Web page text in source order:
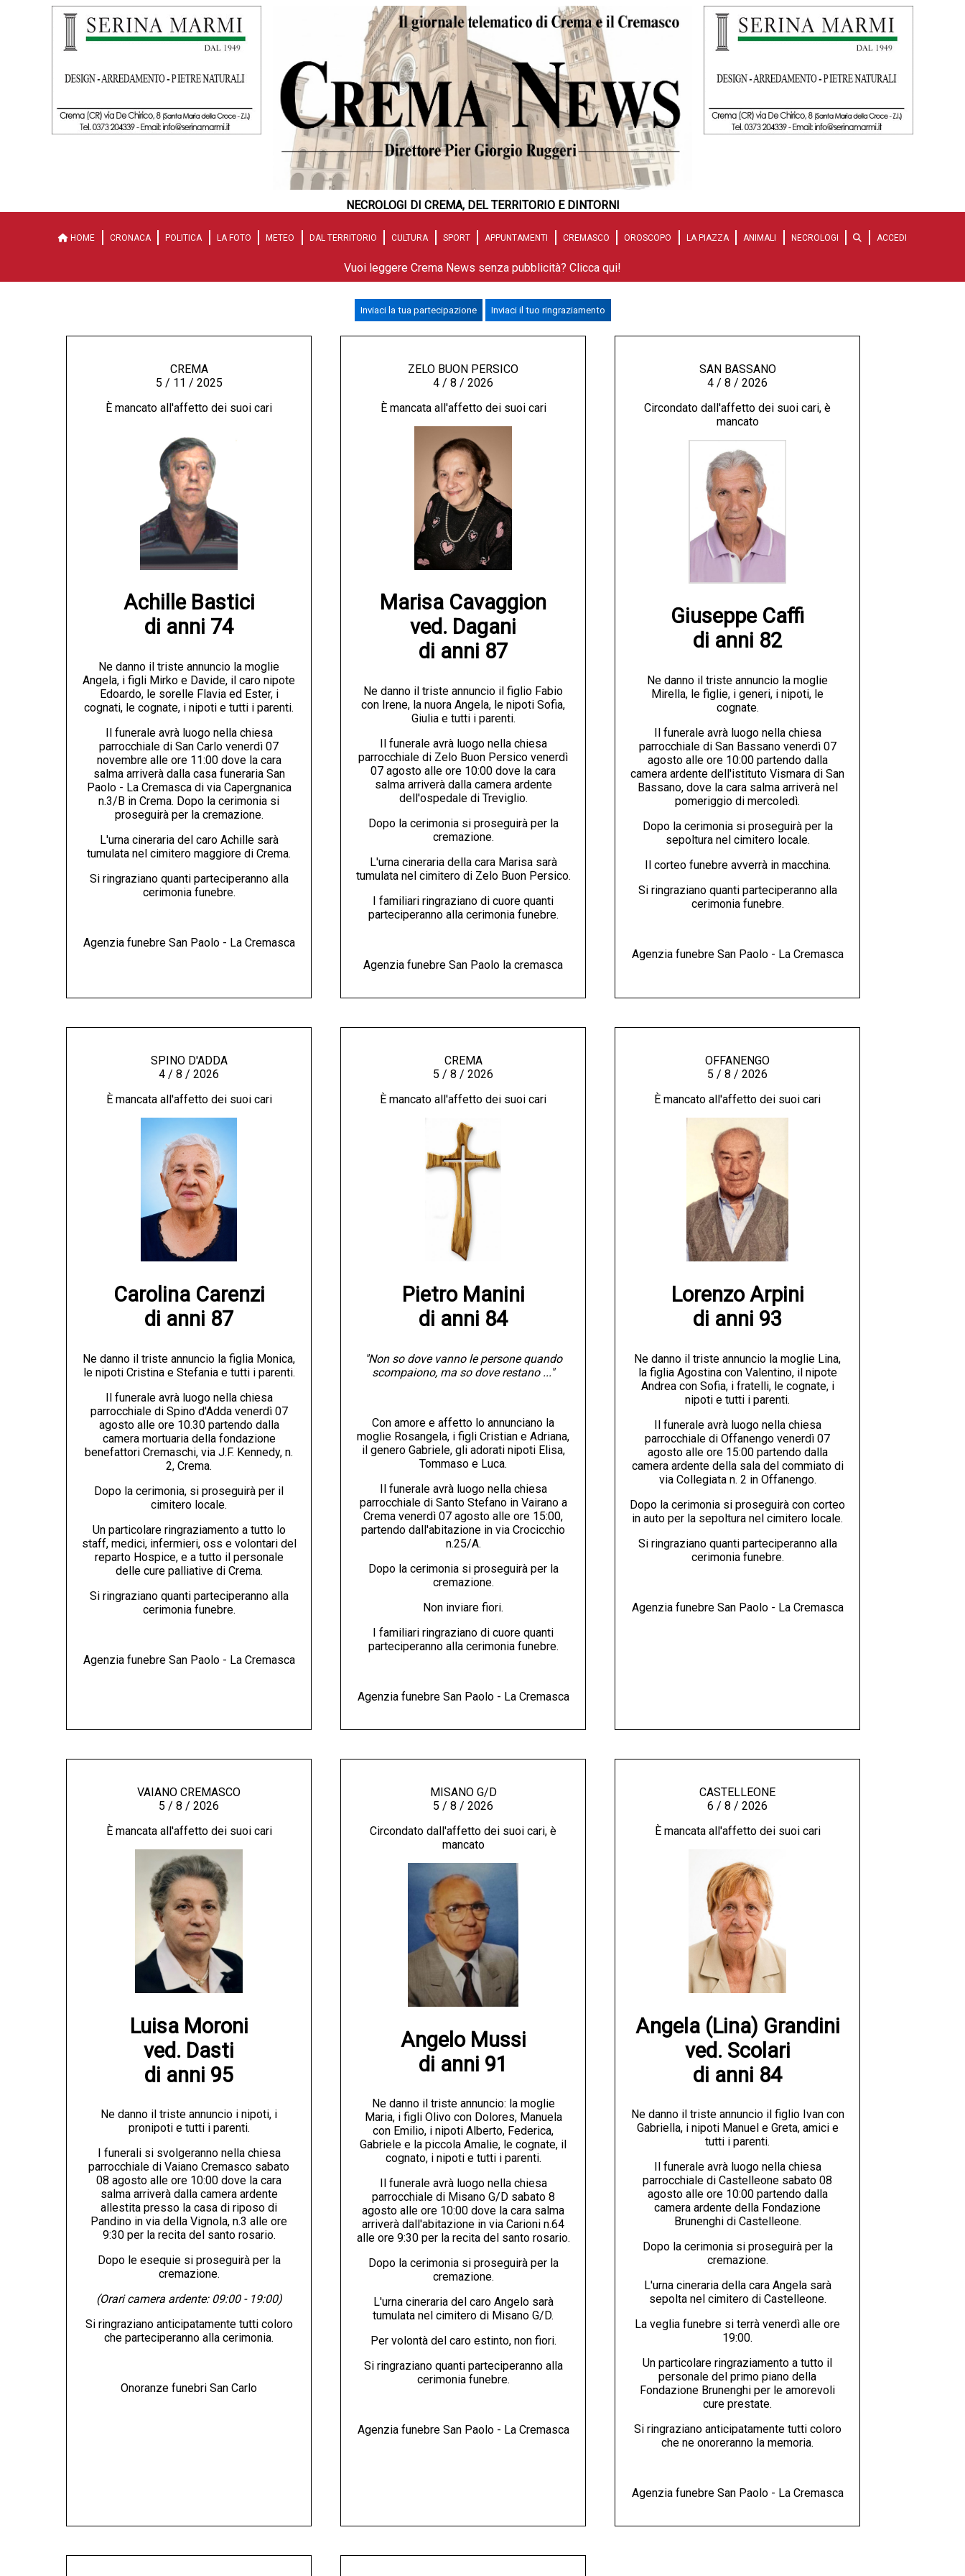
NECROLOGI DI CREMA, DEL TERRITORIO E DINTORNI
HOME CRONACA POLITICA LA FOTO METEO DAL TERRITORIO CULTURA SPORT APPUNTAMENTI CREMASCO OROSCOPO LA PIAZZA ANIMALI NECROLOGI ACCEDI
Vuoi leggere Crema News senza pubblicità? Clicca qui!
Inviaci la tua partecipazione Inviaci il tuo ringraziamento
CREMA
5 / 11 / 2025
È mancato all'affetto dei suoi cari
Achille Bastici
di anni 74
Ne danno il triste annuncio la moglie
Angela, i figli Mirko e Davide, il caro nipote
Edoardo, le sorelle Flavia ed Ester, i
cognati, le cognate, i nipoti e tutti i parenti.
Il funerale avrà luogo nella chiesa
parrocchiale di San Carlo venerdì 07
novembre alle ore 11:00 dove la cara
salma arriverà dalla casa funeraria San
Paolo - La Cremasca di via Capergnanica
n.3/B in Crema. Dopo la cerimonia si
proseguirà per la cremazione.
L'urna cineraria del caro Achille sarà
tumulata nel cimitero maggiore di Crema.
Si ringraziano quanti parteciperanno alla
cerimonia funebre.
Agenzia funebre San Paolo - La Cremasca
ZELO BUON PERSICO
4 / 8 / 2026
È mancata all'affetto dei suoi cari
Marisa Cavaggion
ved. Dagani
di anni 87
Ne danno il triste annuncio il figlio Fabio
con Irene, la nuora Angela, le nipoti Sofia,
Giulia e tutti i parenti.
Il funerale avrà luogo nella chiesa
parrocchiale di Zelo Buon Persico venerdì
07 agosto alle ore 10:00 dove la cara
salma arriverà dalla camera ardente
dell'ospedale di Treviglio.
Dopo la cerimonia si proseguirà per la
cremazione.
L'urna cineraria della cara Marisa sarà
tumulata nel cimitero di Zelo Buon Persico.
I familiari ringraziano di cuore quanti
parteciperanno alla cerimonia funebre.
Agenzia funebre San Paolo la cremasca
SAN BASSANO
4 / 8 / 2026
Circondato dall'affetto dei suoi cari, è
mancato
Giuseppe Caffi
di anni 82
Ne danno il triste annuncio la moglie
Mirella, le figlie, i generi, i nipoti, le
cognate.
Il funerale avrà luogo nella chiesa
parrocchiale di San Bassano venerdì 07
agosto alle ore 10:00 partendo dalla
camera ardente dell'istituto Vismara di San
Bassano, dove la cara salma arriverà nel
pomeriggio di mercoledì.
Dopo la cerimonia si proseguirà per la
sepoltura nel cimitero locale.
Il corteo funebre avverrà in macchina.
Si ringraziano quanti parteciperanno alla
cerimonia funebre.
Agenzia funebre San Paolo - La Cremasca
SPINO D'ADDA
4 / 8 / 2026
È mancata all'affetto dei suoi cari
Carolina Carenzi
di anni 87
Ne danno il triste annuncio la figlia Monica,
le nipoti Cristina e Stefania e tutti i parenti.
Il funerale avrà luogo nella chiesa
parrocchiale di Spino d'Adda venerdì 07
agosto alle ore 10.30 partendo dalla
camera mortuaria della fondazione
benefattori Cremaschi, via J.F. Kennedy, n.
2, Crema.
Dopo la cerimonia, si proseguirà per il
cimitero locale.
Un particolare ringraziamento a tutto lo
staff, medici, infermieri, oss e volontari del
reparto Hospice, e a tutto il personale
delle cure palliative di Crema.
Si ringraziano quanti parteciperanno alla
cerimonia funebre.
Agenzia funebre San Paolo - La Cremasca
CREMA
5 / 8 / 2026
È mancato all'affetto dei suoi cari
Pietro Manini
di anni 84
"Non so dove vanno le persone quando
scompaiono, ma so dove restano ..."
Con amore e affetto lo annunciano la
moglie Rosangela, i figli Cristian e Adriana,
il genero Gabriele, gli adorati nipoti Elisa,
Tommaso e Luca.
Il funerale avrà luogo nella chiesa
parrocchiale di Santo Stefano in Vairano a
Crema venerdì 07 agosto alle ore 15:00,
partendo dall'abitazione in via Crocicchio
n.25/A.
Dopo la cerimonia si proseguirà per la
cremazione.
Non inviare fiori.
I familiari ringraziano di cuore quanti
parteciperanno alla cerimonia funebre.
Agenzia funebre San Paolo - La Cremasca
OFFANENGO
5 / 8 / 2026
È mancato all'affetto dei suoi cari
Lorenzo Arpini
di anni 93
Ne danno il triste annuncio la moglie Lina,
la figlia Agostina con Valentino, il nipote
Andrea con Sofia, i fratelli, le cognate, i
nipoti e tutti i parenti.
Il funerale avrà luogo nella chiesa
parrocchiale di Offanengo venerdì 07
agosto alle ore 15:00 partendo dalla
camera ardente della sala del commiato di
via Collegiata n. 2 in Offanengo.
Dopo la cerimonia si proseguirà con corteo
in auto per la sepoltura nel cimitero locale.
Si ringraziano quanti parteciperanno alla
cerimonia funebre.
Agenzia funebre San Paolo - La Cremasca
VAIANO CREMASCO
5 / 8 / 2026
È mancata all'affetto dei suoi cari
Luisa Moroni
ved. Dasti
di anni 95
Ne danno il triste annuncio i nipoti, i
pronipoti e tutti i parenti.
I funerali si svolgeranno nella chiesa
parrocchiale di Vaiano Cremasco sabato
08 agosto alle ore 10:00 dove la cara
salma arriverà dalla camera ardente
allestita presso la casa di riposo di
Pandino in via della Vignola, n.3 alle ore
9:30 per la recita del santo rosario.
Dopo le esequie si proseguirà per la
cremazione.
(Orari camera ardente: 09:00 - 19:00)
Si ringraziano anticipatamente tutti coloro
che parteciperanno alla cerimonia.
Onoranze funebri San Carlo
MISANO G/D
5 / 8 / 2026
Circondato dall'affetto dei suoi cari, è
mancato
Angelo Mussi
di anni 91
Ne danno il triste annuncio: la moglie
Maria, i figli Olivo con Dolores, Manuela
con Emilio, i nipoti Alberto, Federica,
Gabriele e la piccola Amalie, le cognate, il
cognato, i nipoti e tutti i parenti.
Il funerale avrà luogo nella chiesa
parrocchiale di Misano G/D sabato 8
agosto alle ore 10:00 dove la cara salma
arriverà dall'abitazione in via Carioni n.64
alle ore 9:30 per la recita del santo rosario.
Dopo la cerimonia si proseguirà per la
cremazione.
L'urna cineraria del caro Angelo sarà
tumulata nel cimitero di Misano G/D.
Per volontà del caro estinto, non fiori.
Si ringraziano quanti parteciperanno alla
cerimonia funebre.
Agenzia funebre San Paolo - La Cremasca
CASTELLEONE
6 / 8 / 2026
È mancata all'affetto dei suoi cari
Angela (Lina) Grandini
ved. Scolari
di anni 84
Ne danno il triste annuncio il figlio Ivan con
Gabriella, i nipoti Manuel e Greta, amici e
tutti i parenti.
Il funerale avrà luogo nella chiesa
parrocchiale di Castelleone sabato 08
agosto alle ore 10:00 partendo dalla
camera ardente della Fondazione
Brunenghi di Castelleone.
Dopo la cerimonia si proseguirà per la
cremazione.
L'urna cineraria della cara Angela sarà
sepolta nel cimitero di Castelleone.
La veglia funebre si terrà venerdì alle ore
19:00.
Un particolare ringraziamento a tutto il
personale del primo piano della
Fondazione Brunenghi per le amorevoli
cure prestate.
Si ringraziano anticipatamente tutti coloro
che ne onoreranno la memoria.
Agenzia funebre San Paolo - La Cremasca